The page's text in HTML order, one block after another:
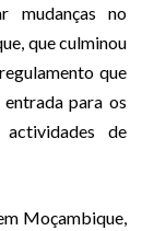
mudanças no
que culminou
que
para os
actividades de
Moçambique,